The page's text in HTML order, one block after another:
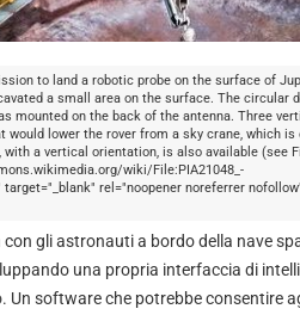
to land a robotic probe on the surface of
a small area on the surface. The circular
mounted on the back of the antenna. Three
lower the rover from a sky crane, which is
a vertical orientation, is also available (see
wiki/File:PIA21048_-
target="_blank" rel="noopener noreferrer
gli astronauti a bordo della nave
una propria interfaccia di
Un software che potrebbe consentire